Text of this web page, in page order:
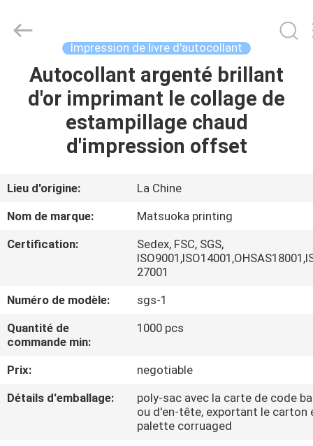
MAISON
PRODUITS
SUJET
DE
NOUS
D'USINE
CONTRÔLE
DE
QUALITÉ
printing
co.,LTD.
Impression de livre d'autocollant
Autocollant argenté brillant
d'or imprimant le collage de
estampillage chaud
d'impression offset
Lieu d'origine:
La Chine
Nom de marque:
Matsuoka printing
Certification:
Sedex, FSC, SGS,
27001
Numéro de modèle:
sgs-1
Quantité de
commande min:
1000 pcs
Prix:
negotiable
Détails d'emballage:
poly-sac avec la carte de code
ou d'en-tête, exportant le carton
palette corruaged